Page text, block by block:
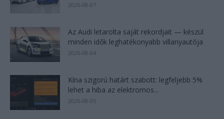
2026-08-07
Az Audi letarolta saját rekordjait — készül
minden idők leghatékonyabb villanyautója
2026-08-04
Kína szigorú határt szabott: legfeljebb 5%
lehet a hiba az elektromos...
2026-08-05